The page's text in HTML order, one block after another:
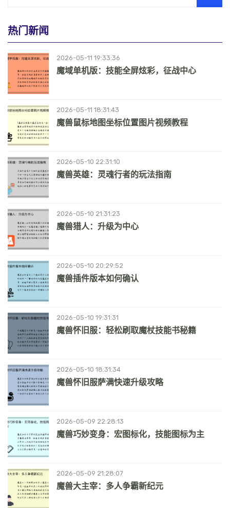
热门新闻
2026-05-11 19:33:36
魔域单机版：技能全屏炫彩，征战中心
2026-05-11 18:31:43
魔兽鼠标地图坐标位置图片视频教程
2026-05-10 22:31:10
魔兽英雄：灵魂行者的玩法指南
2026-05-10 21:31:23
魔兽猎人：升级为中心
2026-05-10 20:29:52
魔兽插件版本如何确认
2026-05-10 19:31:31
魔兽怀旧服：轻松刷取魔杖技能书秘籍
2026-05-10 18:31:34
魔兽怀旧服萨满快速升级攻略
2026-05-09 22:28:13
魔兽巧妙变身：宏图标化，技能图标为主
2026-05-09 21:28:07
魔兽大主宰：多人争霸新纪元